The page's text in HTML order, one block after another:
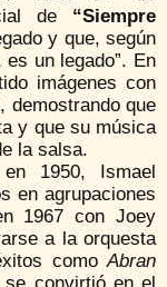
de “Siempre
y que, según
un legado”. En
imágenes con
demostrando que
y que su música
la salsa.
1950, Ismael
en agrupaciones
1967 con Joey
a la orquesta
como Abran